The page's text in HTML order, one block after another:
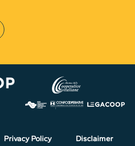
Privacy Policy
Disclaimer